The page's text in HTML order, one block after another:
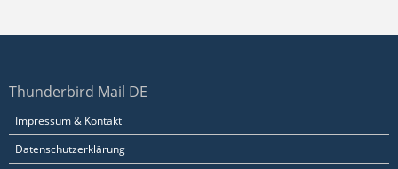
Thunderbird Mail DE
Impressum & Kontakt
Datenschutzerklärung